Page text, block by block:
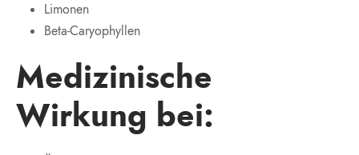
Limonen
Beta-Caryophyllen
Medizinische
Wirkung bei: